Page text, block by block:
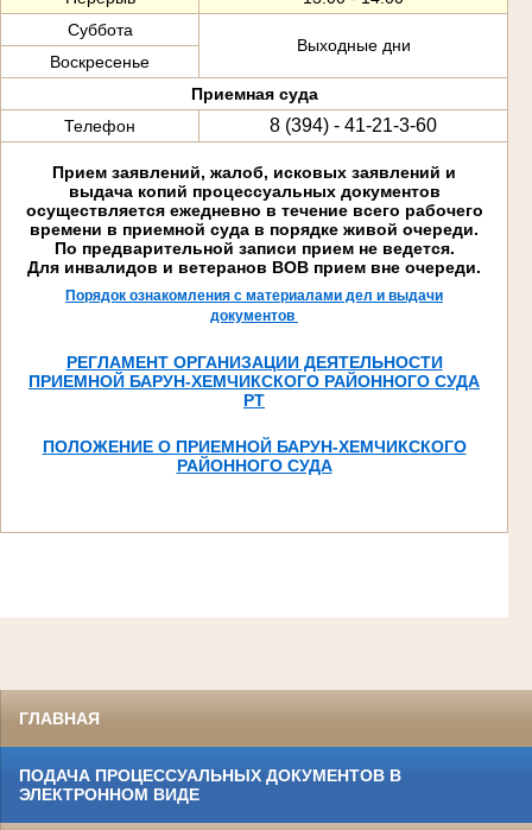
Суббота
Выходные дни
Воскресенье
Приемная суда
Телефон
8 (394) - 41-21-3-60
Прием заявлений, жалоб, исковых заявлений и
выдача копий процессуальных документов
осуществляется ежедневно в течение всего рабочего
времени в приемной суда в порядке живой очереди.
По предварительной записи прием не ведется.
Для инвалидов и ветеранов ВОВ прием вне очереди.
Порядок ознакомления с материалами дел и выдачи
документов
РЕГЛАМЕНТ ОРГАНИЗАЦИИ ДЕЯТЕЛЬНОСТИ
ПРИЕМНОЙ БАРУН-ХЕМЧИКСКОГО РАЙОННОГО СУДА
РТ
ПОЛОЖЕНИЕ О ПРИЕМНОЙ БАРУН-ХЕМЧИКСКОГО
РАЙОННОГО СУДА
ГЛАВНАЯ
ПОДАЧА ПРОЦЕССУАЛЬНЫХ ДОКУМЕНТОВ В
ЭЛЕКТРОННОМ ВИДЕ